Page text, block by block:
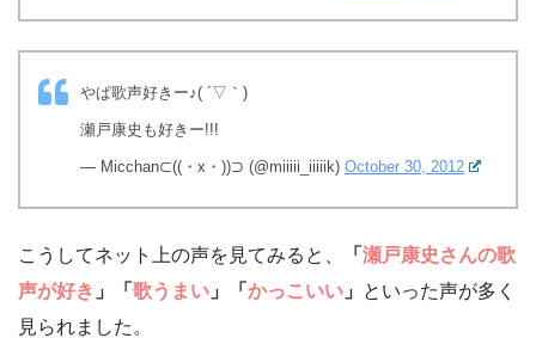
やぱ歌声好きー♪( ´▽｀)
瀬戸康史も好きー!!!
— Micchan⊂((・x・))⊃ (@miiiii_iiiiik) October 30, 2012
こうしてネット上の声を見てみると、 「 瀬戸康史さんの歌
声が好き 」「 歌うまい 」「 かっこいい 」 といった声が多く
見られました。